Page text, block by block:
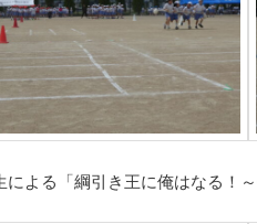
による「綱引き王に俺はなる！